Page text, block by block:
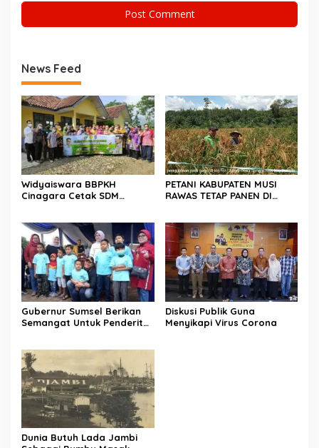
News Feed
Widyaiswara BBPKH
Cinagara Cetak SDM
PETANI KABUPATEN MUSI
RAWAS TETAP PANEN DI
Gubernur Sumsel Berikan
Semangat Untuk Penderita
Diskusi Publik Guna
Menyikapi Virus Corona
Dunia Butuh Lada Jambi